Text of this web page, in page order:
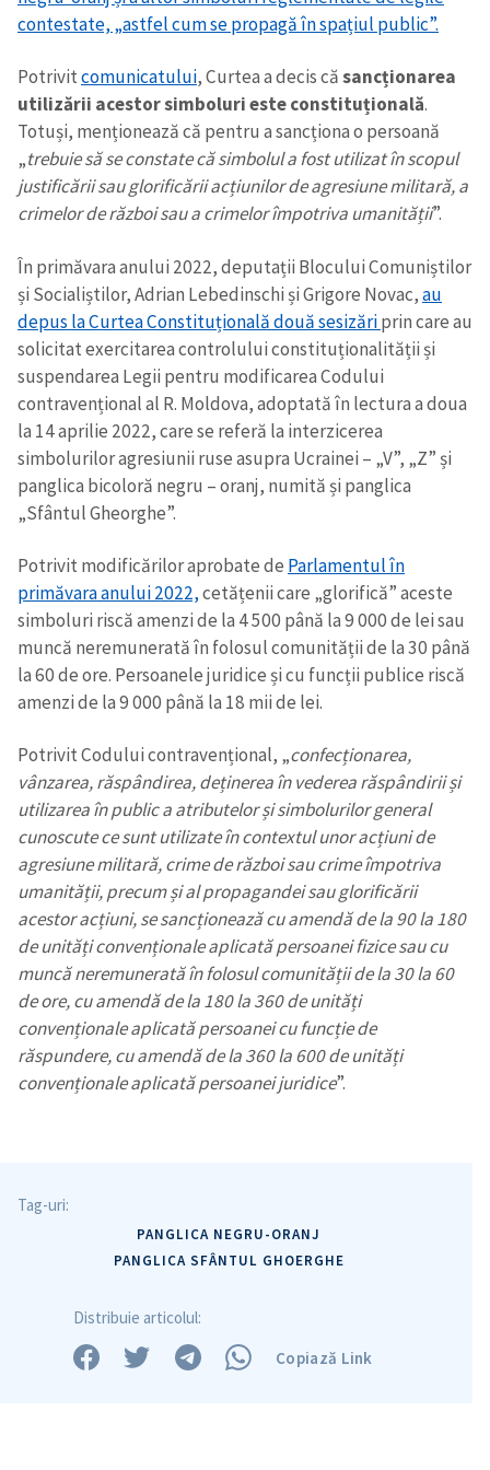
contestate, „astfel cum se propagă în spațiul public”.
Potrivitcomunicatului, Curtea a decis căsancționarea
utilizării acestor simboluri este constituțională.
Totuși, menționează că pentru a sancționa o persoană
„trebuie să se constate că simbolul a fost utilizat în scopul
justificării sau glorificării acțiunilor de agresiune militară, a
crimelor de război sau a crimelor împotriva umanității”.
În primăvara anului 2022, deputații Blocului Comuniștilor
și Socialiștilor, Adrian Lebedinschi și Grigore Novac,au
depus la Curtea Constituțională două sesizăriprin care au
solicitat exercitarea controlului constituționalității și
suspendarea Legii pentru modificarea Codului
contravențional al R. Moldova, adoptată în lectura a doua
la 14 aprilie 2022, care se referă la interzicerea
simbolurilor agresiunii ruse asupra Ucrainei – „V”, „Z” și
panglica bicoloră negru – oranj, numită și panglica
„Sfântul Gheorghe”.
Potrivit modificărilor aprobate de Parlamentul în
primăvara anului 2022,cetățenii care „glorifică” aceste
simboluri riscă amenzi de la 4 500 până la 9 000 de lei sau
muncă neremunerată în folosul comunității de la 30 până
la 60 de ore. Persoanele juridice și cu funcții publice riscă
amenzi de la 9 000 până la 18 mii de lei.
Potrivit Codului contravențional, „confecționarea,
vânzarea, răspândirea, deținerea în vederea răspândirii și
utilizarea în public a atributelor și simbolurilor general
cunoscute ce sunt utilizate în contextul unor acțiuni de
agresiune militară, crime de război sau crime împotriva
umanității, precum și al propagandei sau glorificării
acestor acțiuni, se sancționează cu amendă de la 90 la 180
de unități convenționale aplicată persoanei fizice sau cu
muncă neremunerată în folosul comunității de la 30 la 60
de ore, cu amendă de la 180 la 360 de unități
convenționale aplicată persoanei cu funcție de
răspundere, cu amendă de la 360 la 600 de unități
convenționale aplicată persoanei juridice”.
Tag-uri:
PANGLICA NEGRU-ORANJ
PANGLICA SFÂNTUL GHOERGHE
Distribuie articolul:
Copiază Link